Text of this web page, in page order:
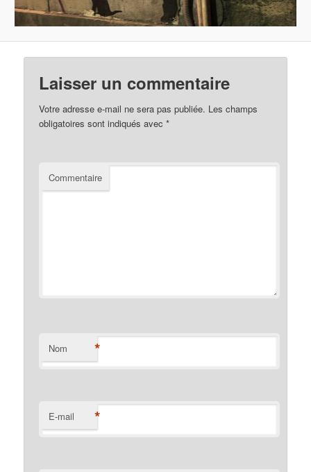
Laisser un commentaire
Votre adresse e-mail ne sera pas publiée. Les champs
obligatoires sont indiqués avec*
Commentaire
Nom *
E-mail *